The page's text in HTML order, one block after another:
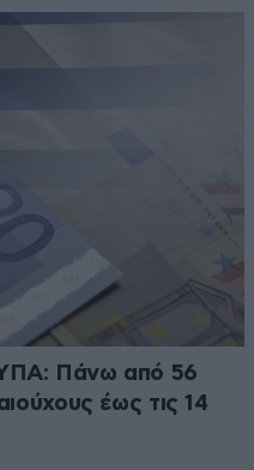
Πάνω από 56
έως τις 14